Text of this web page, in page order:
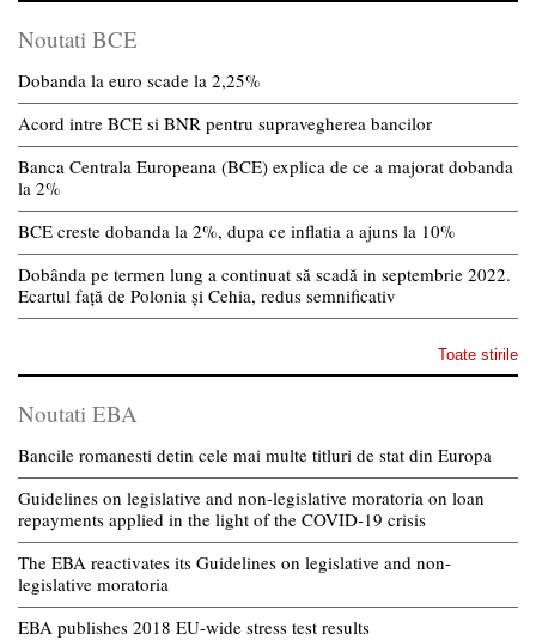
Noutati BCE
Dobanda la euro scade la 2,25%
Acord intre BCE si BNR pentru supravegherea bancilor
Banca Centrala Europeana (BCE) explica de ce a majorat dobanda
la 2%
BCE creste dobanda la 2%, dupa ce inflatia a ajuns la 10%
Dobânda pe termen lung a continuat să scadă in septembrie 2022.
Ecartul față de Polonia și Cehia, redus semnificativ
Toate stirile
Noutati EBA
Bancile romanesti detin cele mai multe titluri de stat din Europa
Guidelines on legislative and non-legislative moratoria on loan
repayments applied in the light of the COVID-19 crisis
The EBA reactivates its Guidelines on legislative and non-
legislative moratoria
EBA publishes 2018 EU-wide stress test results